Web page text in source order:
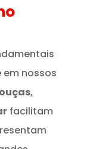
nossos
,
facilitam